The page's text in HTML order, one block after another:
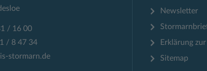
/ 16 00
/ 8 47 34
stormarn.de
Newsletter
Erklärung
Sitemap